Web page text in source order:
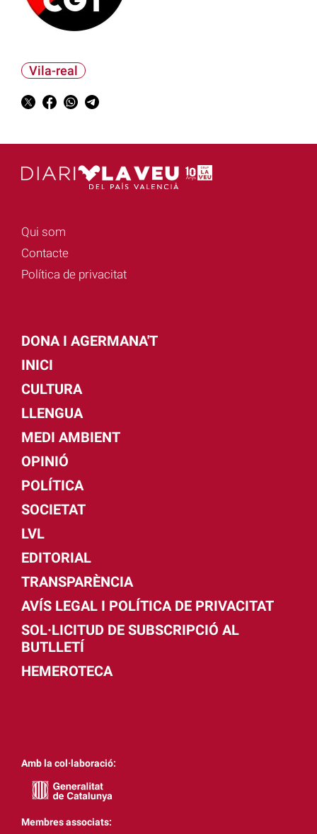
Vila-real
Qui som
Contacte
Política de privacitat
DONA I AGERMANA'T
INICI
CULTURA
LLENGUA
MEDI AMBIENT
OPINIÓ
POLÍTICA
SOCIETAT
LVL
EDITORIAL
TRANSPARÈNCIA
AVÍS LEGAL I POLÍTICA DE PRIVACITAT
SOL·LICITUD DE SUBSCRIPCIÓ AL
BUTLLETÍ
HEMEROTECA
Amb la col·laboració:
Membres associats: